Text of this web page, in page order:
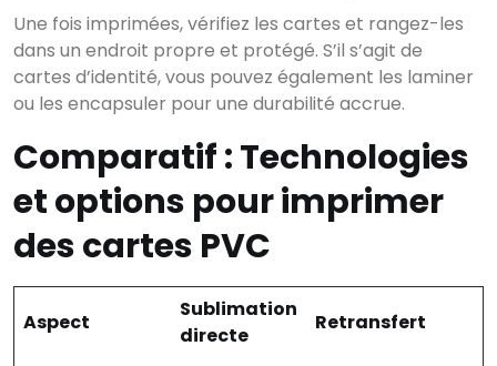
Une fois imprimées, vérifiez les cartes et rangez-les
dans un endroit propre et protégé. S’il s’agit de
cartes d’identité, vous pouvez également les laminer
ou les encapsuler pour une durabilité accrue.
Comparatif : Technologies
et options pour imprimer
des cartes PVC
Aspect
Sublimation
directe
Retransfert